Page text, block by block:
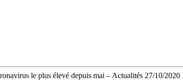
le plus élevé depuis mai – Actualités 27/10/2020